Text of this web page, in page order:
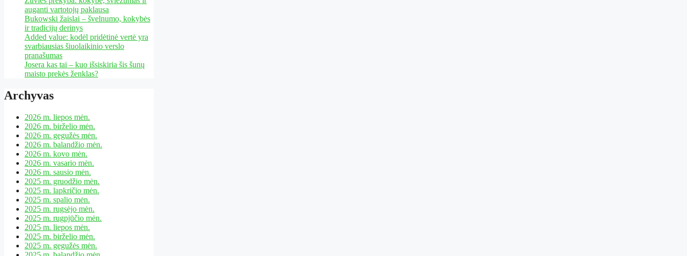
auganti vartotojų paklausa
Bukowski žaislai – švelnumo, kokybės
ir tradicijų derinys
Added value: kodėl pridėtinė vertė yra
svarbiausias šiuolaikinio verslo
pranašumas
Josera kas tai – kuo išsiskiria šis šunų
maisto prekės ženklas?
Archyvas
2026 m. liepos mėn.
2026 m. birželio mėn.
2026 m. gegužės mėn.
2026 m. balandžio mėn.
2026 m. kovo mėn.
2026 m. vasario mėn.
2026 m. sausio mėn.
2025 m. gruodžio mėn.
2025 m. lapkričio mėn.
2025 m. spalio mėn.
2025 m. rugsėjo mėn.
2025 m. rugpjūčio mėn.
2025 m. liepos mėn.
2025 m. birželio mėn.
2025 m. gegužės mėn.